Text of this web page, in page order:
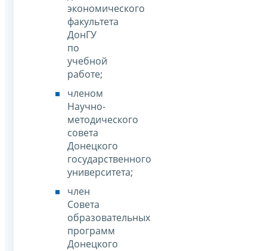
экономического
факультета
ДонГУ
по
учебной
работе;
членом
Научно-
методического
совета
Донецкого
государственного
университета;
член
Совета
образовательных
программ
Донецкого